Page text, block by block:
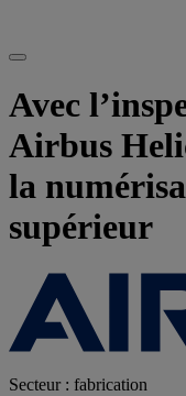
Avec
Airbus
la
supérieur
Secteur : fabrication